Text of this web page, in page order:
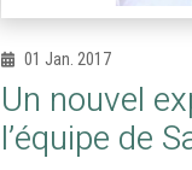
01 Jan. 2017
Un nouvel
l’équipe de